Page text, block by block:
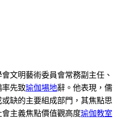
文明藝術委員會常務副主任、
先致瑜伽場地辭。他表現，儒
缺的主要組成部門，其焦點思
主義焦點價值觀高度瑜伽教室